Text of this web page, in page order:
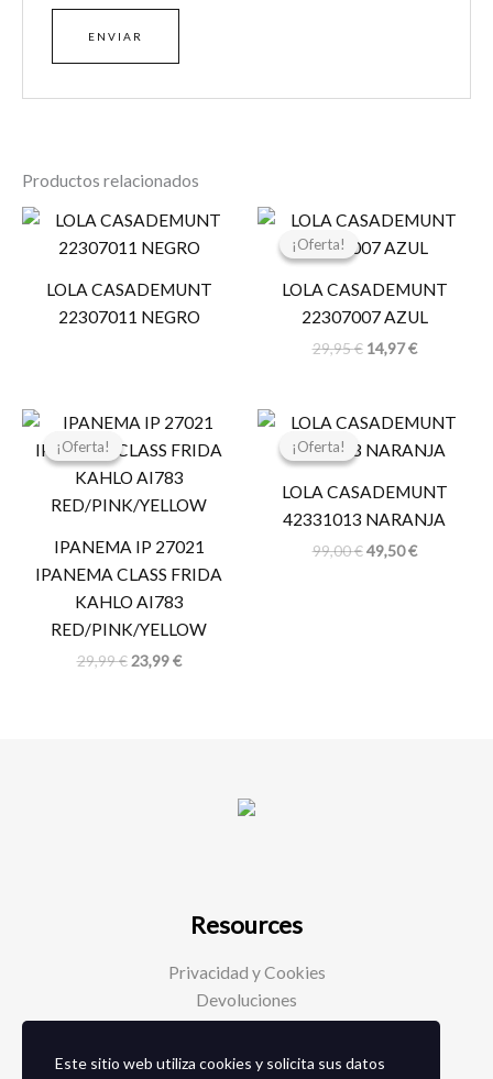
Productos relacionados
LOLA CASADEMUNT
22307011 NEGRO
¡Oferta!
¡Oferta!
LOLA CASADEMUNT
22307007 AZUL
29,95€
El
original
29,95 €.
14,97€
El
actual
14,97 €.
¡Oferta!
¡Oferta!
IPANEMA IP 27021
IPANEMA CLASS FRIDA
KAHLO AI783
RED/PINK/YELLOW
29,99€
El
original
era:
29,99 €.
23,99€
El
actual
es:
23,99 €.
¡Oferta!
¡Oferta!
LOLA CASADEMUNT
42331013 NARANJA
99,00€
El
original
99,00 €.
49,50€
El
actual
49,50 €.
Resources
Privacidad y Cookies
Devoluciones
Este sitio web utiliza cookies y solicita sus datos